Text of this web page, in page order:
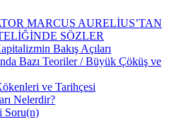
MARCUS AURELİUS’TAN
SÖZLER
Bakış Açıları
Bazı Teoriler / Büyük Çöküş ve
ve Tarihçesi
Nelerdir?
Soru(n)